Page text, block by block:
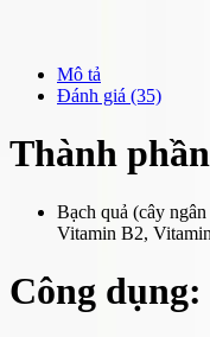
Mô tả
Đánh giá (35)
Thành
Bạch quả (cây
Vitamin B2,
Công dụng: